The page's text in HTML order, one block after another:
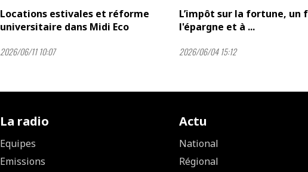
Locations estivales et réforme
universitaire dans Midi Eco
2026/06/11 10:07
L’impôt sur la fortune, un
l'épargne et à ...
2026/06/04 15:12
La radio
Equipes
Emissions
Actu
National
Régional